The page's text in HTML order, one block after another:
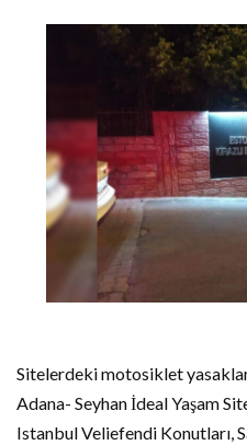
Sitelerdeki motosiklet
Adana- Seyhan İdeal Yaşam
Istanbul Veliefendi Konutları,